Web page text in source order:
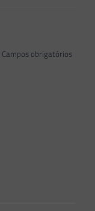
Campos obrigatórios